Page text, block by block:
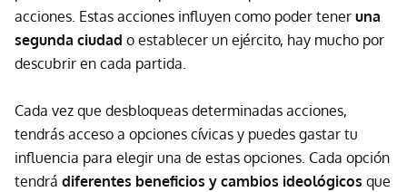
acciones. Estas acciones influyen como poder tener una
segunda ciudad o establecer un ejército, hay mucho por
descubrir en cada partida.
Cada vez que desbloqueas determinadas acciones,
tendrás acceso a opciones cívicas y puedes gastar tu
influencia para elegir una de estas opciones. Cada opción
tendrá diferentes beneficios y cambios ideológicos que